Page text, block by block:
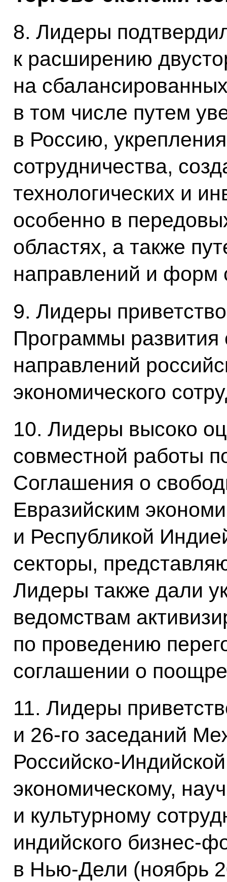
8. Лидеры
к расширению
на
в том числе путем
в Россию,
сотрудничества,
технологических и
особенно в
областях, а также
направлений и форм
9. Лидеры
Программы развития
направлений
экономического
10. Лидеры высоко
совместной работы
Соглашения о
Евразийским
и Республикой
секторы,
Лидеры также дали
ведомствам
по проведению
соглашении о
11. Лидеры
и 26‑го заседаний
Российско-
экономическому,
и культурному
индийского бизнес-
в Нью-Дели (ноябрь